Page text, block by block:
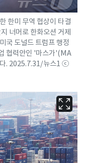
한미 무역 협상이 타결
너머로 한화오션 거제
국 도널드 트럼프 행정
협력안인 '마스가'(MA
다. 2025.7.31/뉴스1 ⓒ